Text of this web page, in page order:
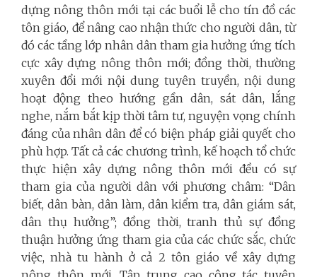
dựng nông thôn mới tại các buổi lễ cho tín đồ các
tôn giáo, để nâng cao nhận thức cho người dân, từ
đó các tầng lớp nhân dân tham gia hưởng ứng tích
cực xây dựng nông thôn mới; đồng thời, thường
xuyên đổi mới nội dung tuyên truyền, nội dung
hoạt động theo hướng gần dân, sát dân, lắng
nghe, nắm bắt kịp thời tâm tư, nguyện vọng chính
đáng của nhân dân để có biện pháp giải quyết cho
phù hợp. Tất cả các chương trình, kế hoạch tổ chức
thực hiện xây dựng nông thôn mới đều có sự
tham gia của người dân với phương châm: “Dân
biết, dân bàn, dân làm, dân kiểm tra, dân giám sát,
dân thụ hưởng”; đồng thời, tranh thủ sự đồng
thuận hưởng ứng tham gia của các chức sắc, chức
việc, nhà tu hành ở cả 2 tôn giáo về xây dựng